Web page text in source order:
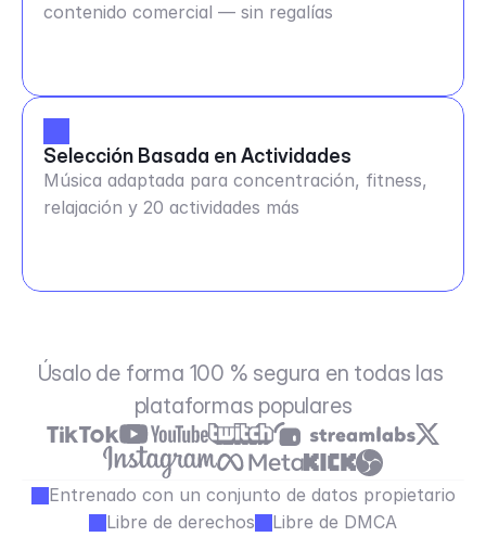
contenido comercial — sin regalías
Selección Basada en Actividades
Música adaptada para concentración, fitness,
relajación y 20 actividades más
Úsalo de forma 100 % segura en todas las
plataformas populares
Entrenado con un conjunto de datos propietario
Libre de derechos
Libre de DMCA